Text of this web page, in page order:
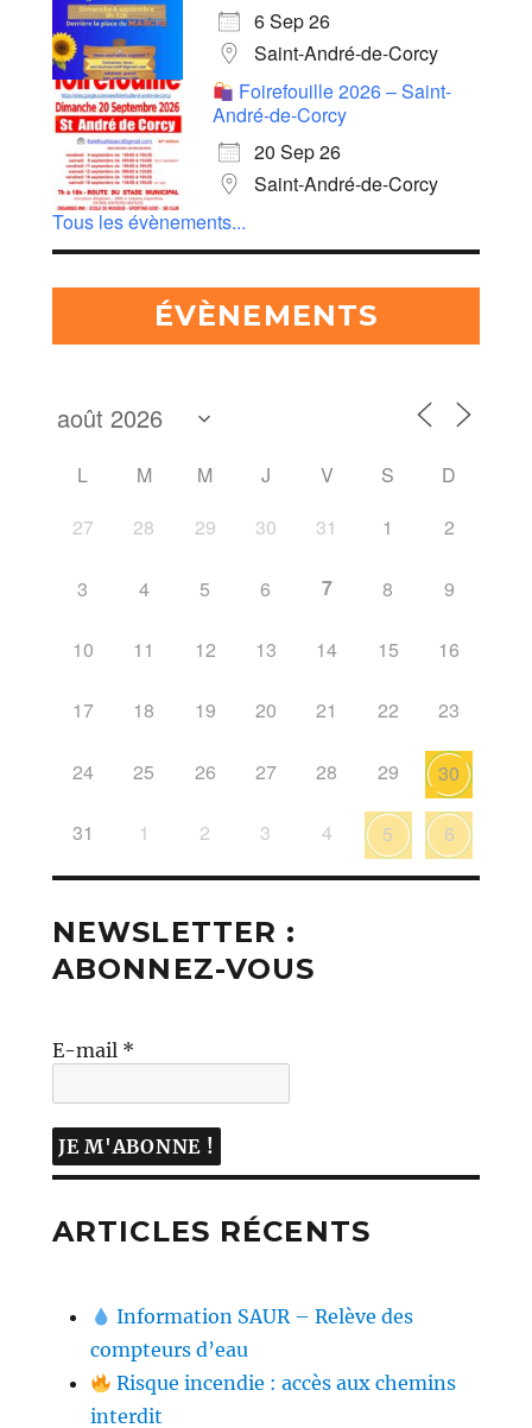
6 Sep 26
Saint-André-de-Corcy
Foirefouille 2026 – Saint-
André-de-Corcy
20 Sep 26
Saint-André-de-Corcy
Tous les évènements...
ÉVÈNEMENTS
L M M J V S
D
27
28 29 30 31 1 2
3 4 5 6 7 8 9
10 11 12 13 14 15 16
17 18 19 20 21 22 23
24 25 26 27 28 29 30
31 1 2 3 4 5 6
NEWSLETTER :
ABONNEZ-VOUS
E-mail *
ARTICLES RÉCENTS
Information SAUR – Relève des
compteurs d’eau
Risque incendie : accès aux chemins
interdit